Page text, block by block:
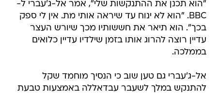
"הוא תכנן את ההתנקשות שלי", אמר אל-ג'עברי ל-
BBC. "הוא לא ינוח עד שיראה אותי מת. אין לי ספק
בכך". הוא תיאר את חששותיו מכך שיורש העצר
עדיין רוצה להרוג אותו בזמן שילדיו עדיין כלואים
בממלכה.
אל-ג'עברי גם טען שוב כי הנסיך מוחמד שקל
להתנקש במלך לשעבר עבדאללה באמצעות טבעת